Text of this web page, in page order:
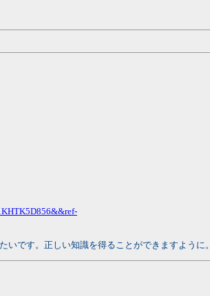
です。正しい知識を得ることができますように。